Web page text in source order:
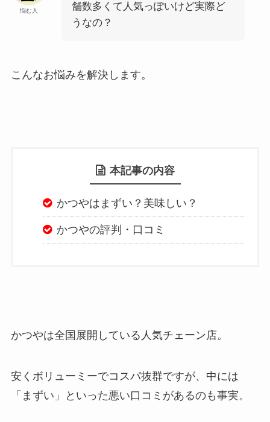
悩む人
舗数多くて人気っぽいけど実際ど
うなの？
こんなお悩みを解決します。
本記事の内容
かつやはまずい？美味しい？
かつやの評判・口コミ
かつやは全国展開している人気チェーン店。
安くボリューミーでコスパ抜群ですが、中には
「まずい」といった悪い口コミがあるのも事実。